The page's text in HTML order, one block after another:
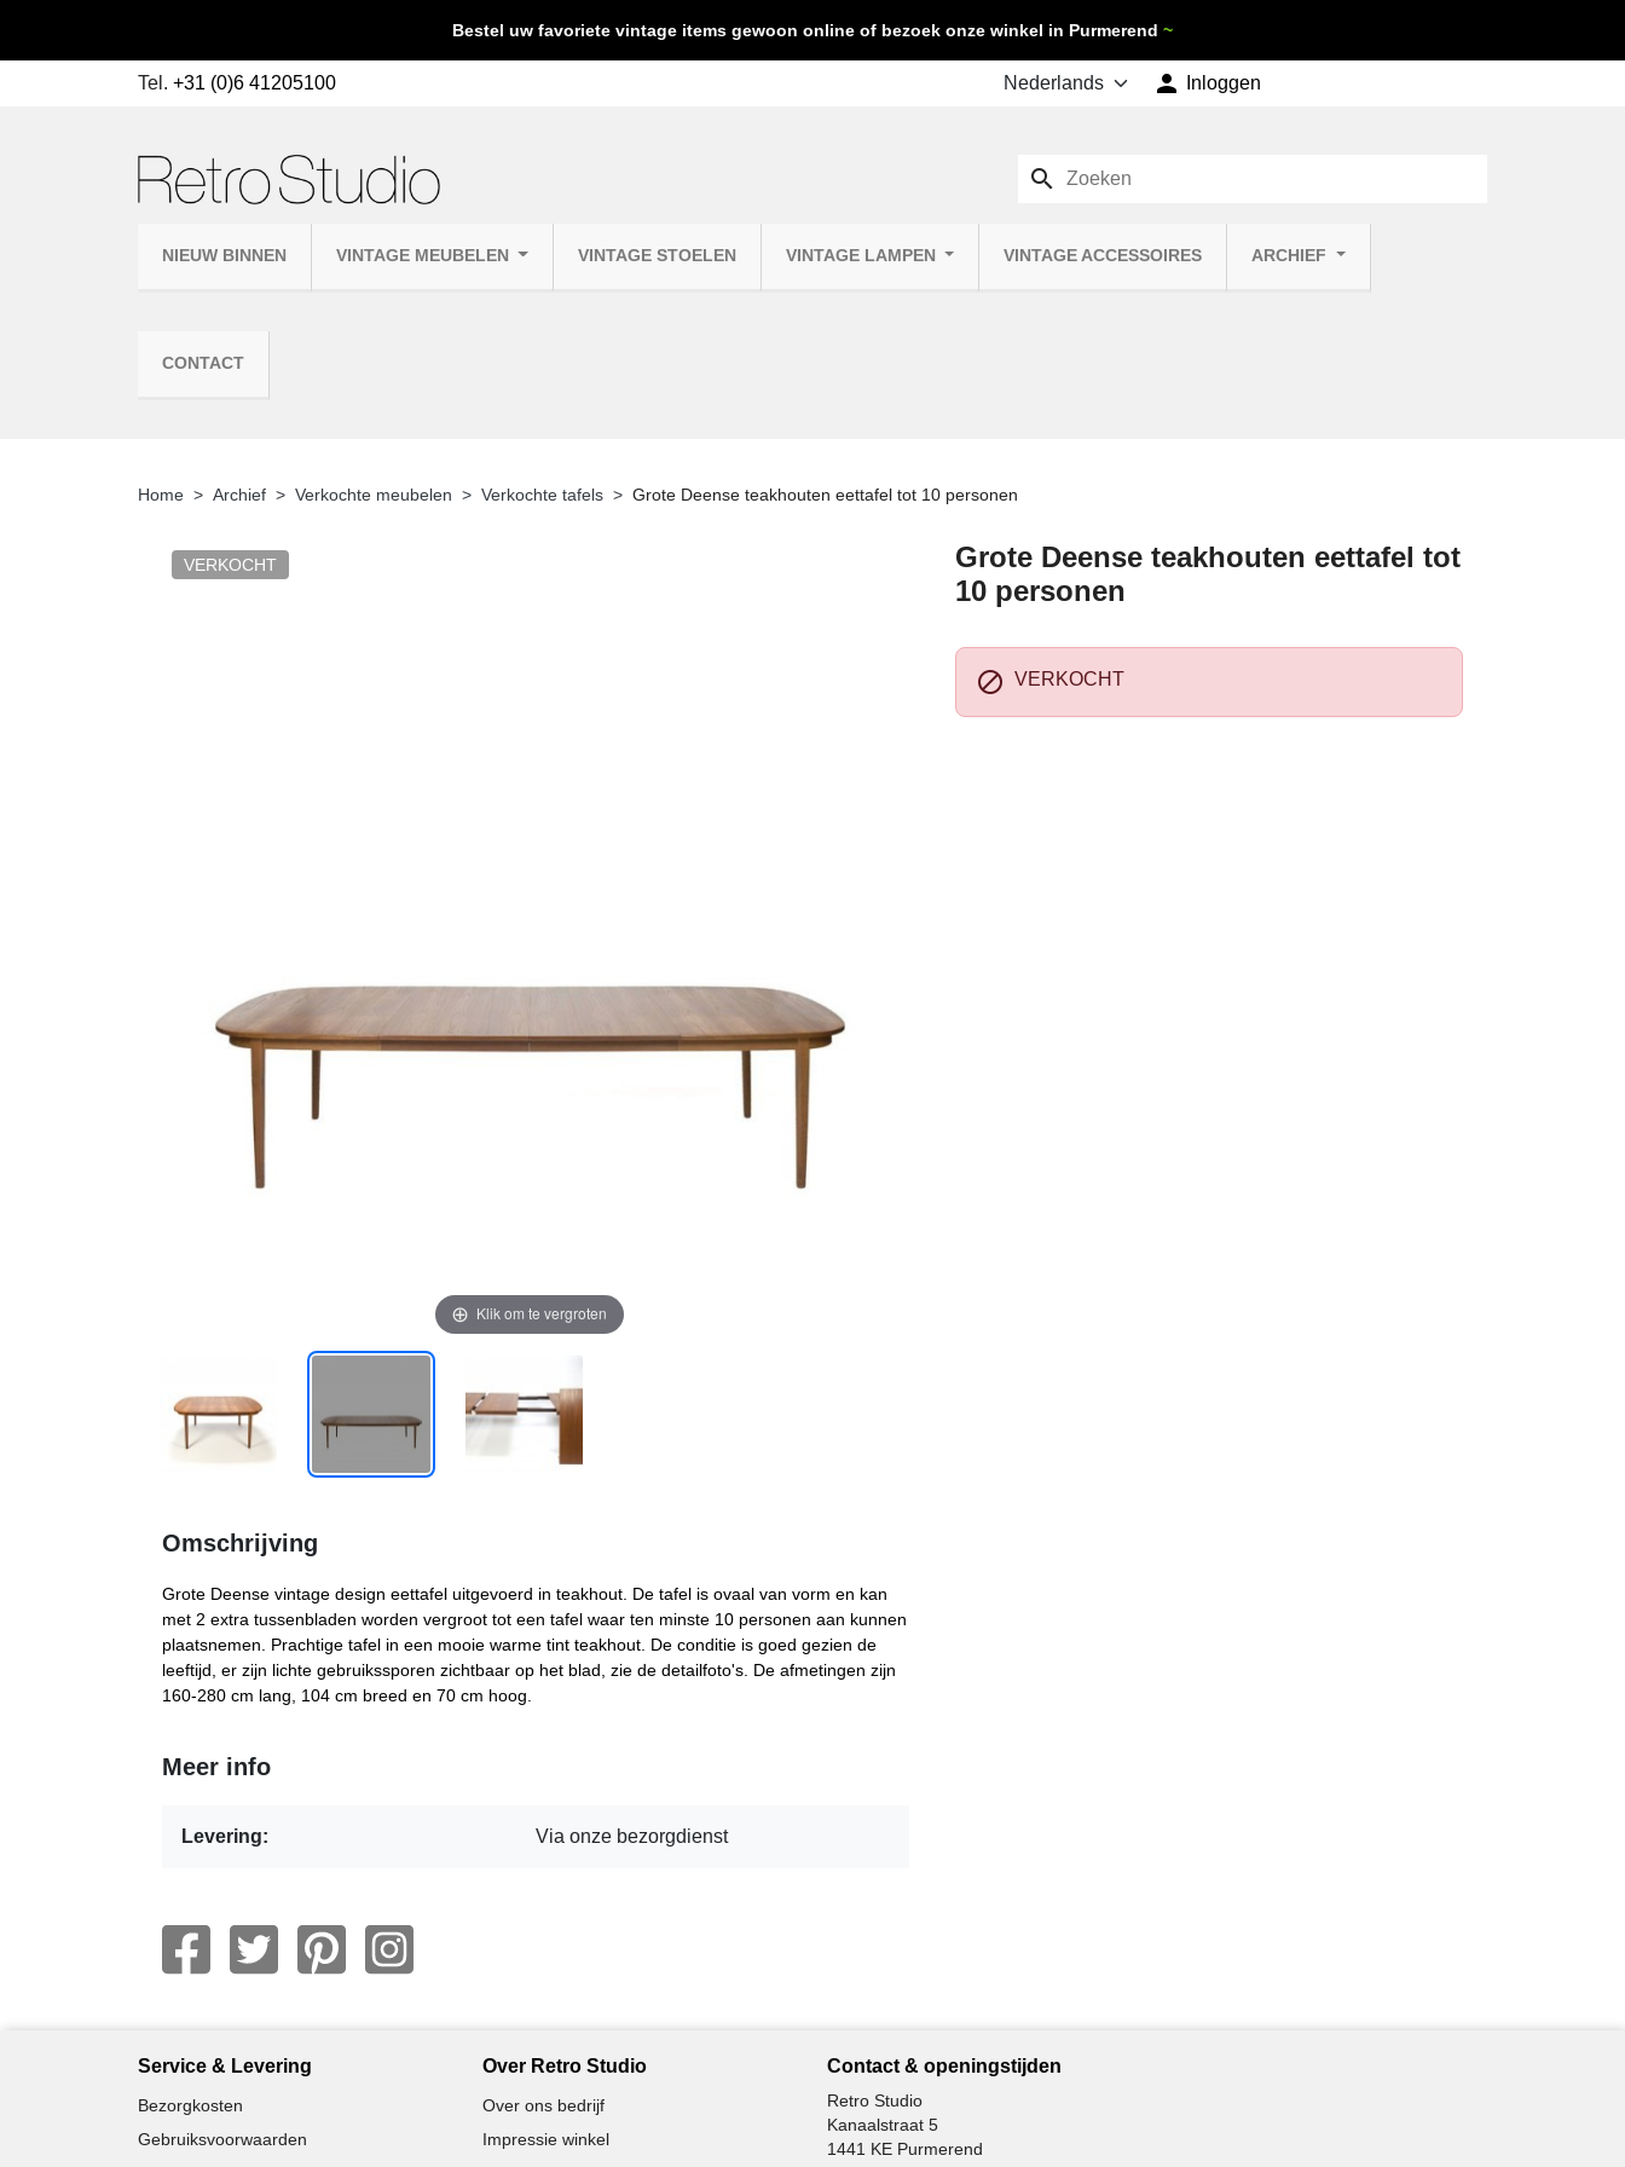
Bestel uw favoriete vintage items gewoon online of bezoek onze winkel in Purmerend ~
Tel. +31 (0)6 41205100  Inloggen
NIEUW BINNEN VINTAGE MEUBELEN VINTAGE STOELEN VINTAGE LAMPEN VINTAGE ACCESSOIRES ARCHIEF
CONTACT
search
Home Archief Verkochte meubelen Verkochte tafels Grote Deense teakhouten eettafel tot 10 personen
VERKOCHT
Klik om te vergroten
Grote Deense teakhouten eettafel tot
10 personen
 VERKOCHT
Omschrijving
Grote Deense vintage design eettafel uitgevoerd in teakhout. De tafel is ovaal van vorm en kan
met 2 extra tussenbladen worden vergroot tot een tafel waar ten minste 10 personen aan kunnen
plaatsnemen. Prachtige tafel in een mooie warme tint teakhout. De conditie is goed gezien de
leeftijd, er zijn lichte gebruikssporen zichtbaar op het blad, zie de detailfoto's. De afmetingen zijn
160-280 cm lang, 104 cm breed en 70 cm hoog.
Meer info
Levering: Via onze bezorgdienst
Service & Levering
Bezorgkosten
Gebruiksvoorwaarden
Over Retro Studio
Over ons bedrijf
Impressie winkel
Contact & openingstijden
Retro Studio
Kanaalstraat 5
1441 KE Purmerend